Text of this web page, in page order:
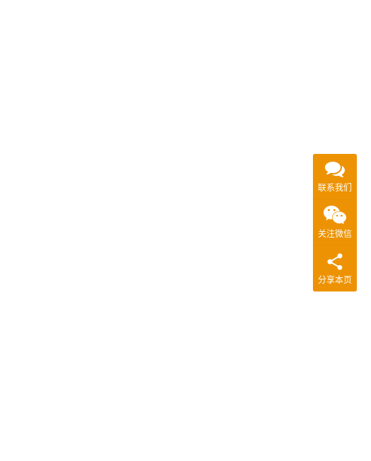
联系我们
关注微信
分享本页